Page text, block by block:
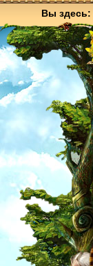
Вы здесь: